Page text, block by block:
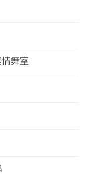
舞室